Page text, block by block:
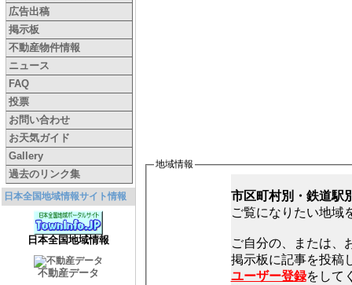
広告出稿
掲示板
不動産物件情報
ニュース
FAQ
投票
お問い合わせ
お天気ガイド
Gallery
過去のリンク集
日本全国地域情報サイト情報
日本全国地域情報
不動産データ
地域情報
市区町村別・鉄道駅
ご覧になりたい地域
ご自分の、または、
ユーザー登録をして